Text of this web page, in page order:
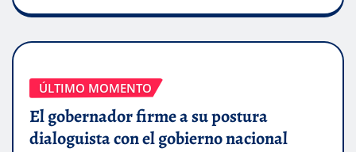
ÚLTIMO MOMENTO
El gobernador firme a su postura
dialoguista con el gobierno nacional